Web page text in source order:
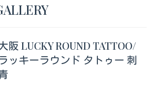
阪 LUCKY ROUND TATTOO/
ッキーラウンド タトゥー 刺